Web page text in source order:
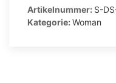
mit
beige
Artikelnummer: S-
Kategorie:Woman